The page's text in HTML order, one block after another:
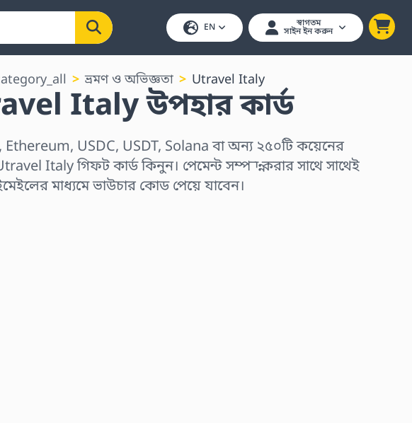
EN স্বাগতম
সাইন ইন করুন
ভ্রমণ ও অভিজ্ঞতা Utravel Italy
Italy উপহার কার্ড
USDC, USDT, Solana বা অন্য ২৫০টি কয়েনের
Italy গিফট কার্ড কিনুন। পেমেন্ট সম্পন্ন করার সাথে সাথেই
মাধ্যমে ভাউচার কোড পেয়ে যাবেন।